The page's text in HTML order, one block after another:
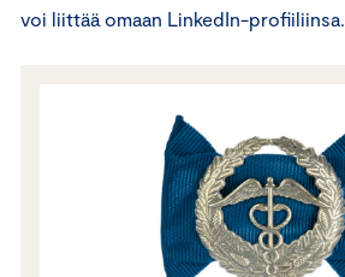
voi liittää omaan LinkedIn-profiiliinsa.